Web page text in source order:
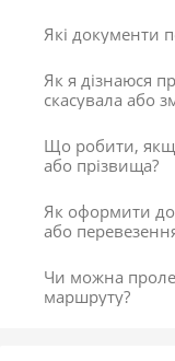
Які документи
Як я дізнаюся
скасувала або
Що робити,
або прізвища?
Як оформити
або
Чи можна
маршруту?